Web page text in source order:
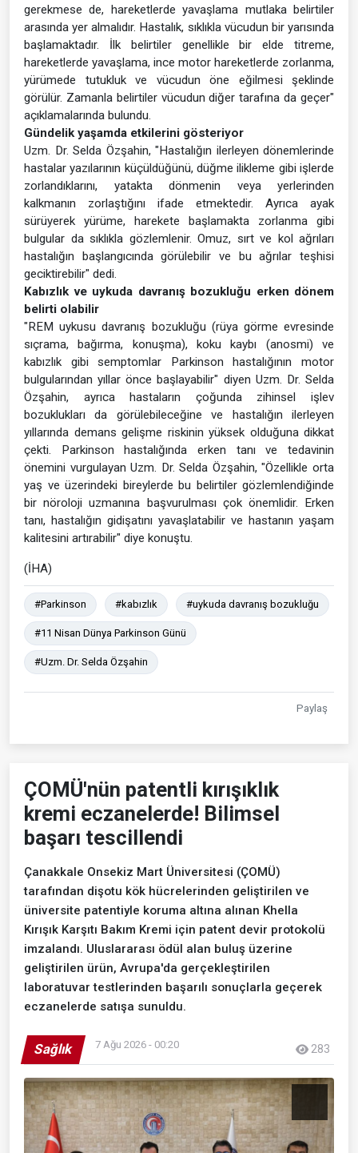
gerekmese de, hareketlerde yavaşlama mutlaka belirtiler
arasında yer almalıdır. Hastalık, sıklıkla vücudun bir yarısında
başlamaktadır. İlk belirtiler genellikle bir elde titreme,
hareketlerde yavaşlama, ince motor hareketlerde zorlanma,
yürümede tutukluk ve vücudun öne eğilmesi şeklinde
görülür. Zamanla belirtiler vücudun diğer tarafına da geçer"
açıklamalarında bulundu.
Gündelik yaşamda etkilerini gösteriyor
Uzm. Dr. Selda Özşahin, "Hastalığın ilerleyen dönemlerinde
hastalar yazılarının küçüldüğünü, düğme ilikleme gibi işlerde
zorlandıklarını, yatakta dönmenin veya yerlerinden
kalkmanın zorlaştığını ifade etmektedir. Ayrıca ayak
sürüyerek yürüme, harekete başlamakta zorlanma gibi
bulgular da sıklıkla gözlemlenir. Omuz, sırt ve kol ağrıları
hastalığın başlangıcında görülebilir ve bu ağrılar teşhisi
geciktirebilir" dedi.
Kabızlık ve uykuda davranış bozukluğu erken dönem
belirti olabilir
"REM uykusu davranış bozukluğu (rüya görme evresinde
sıçrama, bağırma, konuşma), koku kaybı (anosmi) ve
kabızlık gibi semptomlar Parkinson hastalığının motor
bulgularından yıllar önce başlayabilir" diyen Uzm. Dr. Selda
Özşahin, ayrıca hastaların çoğunda zihinsel işlev
bozuklukları da görülebileceğine ve hastalığın ilerleyen
yıllarında demans gelişme riskinin yüksek olduğuna dikkat
çekti. Parkinson hastalığında erken tanı ve tedavinin
önemini vurgulayan Uzm. Dr. Selda Özşahin, "Özellikle orta
yaş ve üzerindeki bireylerde bu belirtiler gözlemlendiğinde
bir nöroloji uzmanına başvurulması çok önemlidir. Erken
tanı, hastalığın gidişatını yavaşlatabilir ve hastanın yaşam
kalitesini artırabilir" diye konuştu.
(İHA)
#Parkinson #kabızlık #uykuda davranış bozukluğu
#11 Nisan Dünya Parkinson Günü
#Uzm. Dr. Selda Özşahin
Paylaş
ÇOMÜ'nün patentli kırışıklık
kremi eczanelerde! Bilimsel
başarı tescillendi
Çanakkale Onsekiz Mart Üniversitesi (ÇOMÜ)
tarafından dişotu kök hücrelerinden geliştirilen ve
üniversite patentiyle koruma altına alınan Khella
Kırışık Karşıtı Bakım Kremi için patent devir protokolü
imzalandı. Uluslararası ödül alan buluş üzerine
geliştirilen ürün, Avrupa'da gerçekleştirilen
laboratuvar testlerinden başarılı sonuçlarla geçerek
eczanelerde satışa sunuldu.
Sağlık 7 Ağu 2026 - 00:20 283